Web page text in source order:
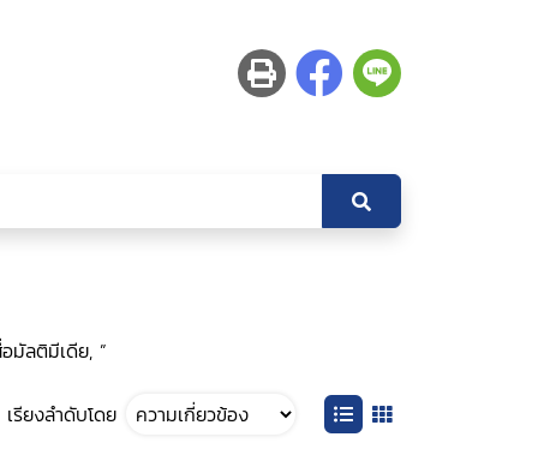
มัลติมีเดีย, ”
เรียงลำดับโดย